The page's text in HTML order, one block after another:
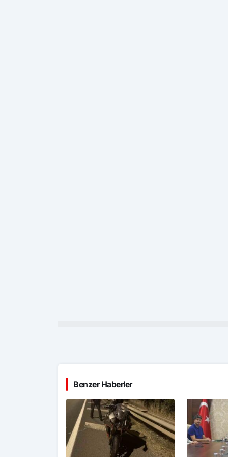
Benzer Haberler